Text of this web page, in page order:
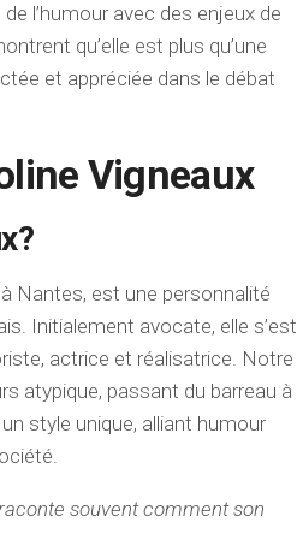
l’humour avec des enjeux de
qu’elle est plus qu’une
et appréciée dans le débat
Vigneaux
Nantes, est une personnalité
Initialement avocate, elle s’est
actrice et réalisatrice. Notre
atypique, passant du barreau à
style unique, alliant humour
souvent comment son